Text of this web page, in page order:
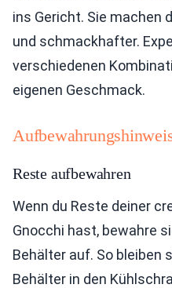
ins Gericht. Sie machen
und schmackhafter.
verschiedenen
eigenen Geschmack.
Reste aufbewahren
Wenn du Reste deiner
Gnocchi hast, bewahre
Behälter auf. So bleiben
Behälter in den